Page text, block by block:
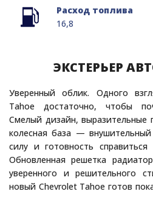
Расход топлива
16,8
ЭКСТЕРЬЕР
Уверенный облик. Одного
Tahoe достаточно, чтобы
Смелый дизайн, выразительные
колесная база —
силу и готовность
Обновленная решетка
уверенного и решительного
новый Chevrolet Tahoe готов